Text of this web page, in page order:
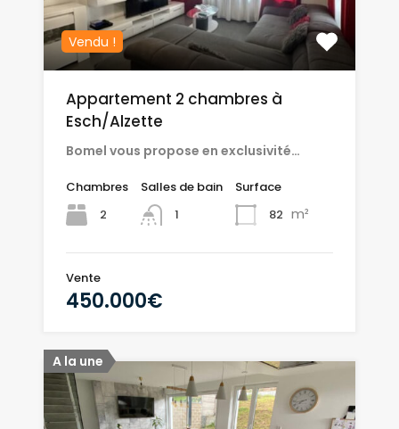
Vendu !
Appartement 2 chambres à
Esch/Alzette
Bomel vous propose en exclusivité…
Chambres
2
Salles de bain
1
Surface
82 m²
Vente
450.000€
A la une